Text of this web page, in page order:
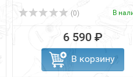
(0) В
6 590 ₽
В корзину